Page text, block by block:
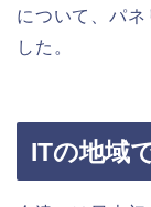
について、パ
した。
ITの地域